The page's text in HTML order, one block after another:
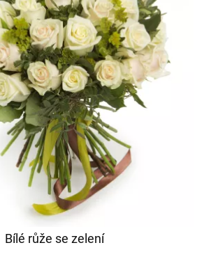
Bílé růže se zelení